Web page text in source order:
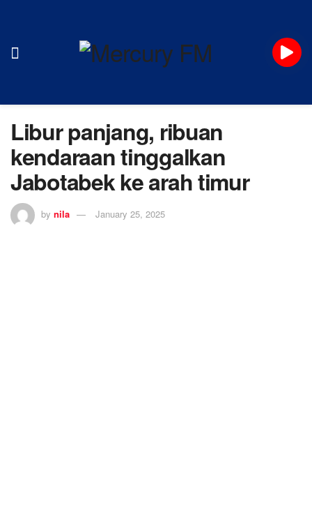
Libur panjang, ribuan
kendaraan tinggalkan
Jabotabek ke arah timur
by nila January 25, 2025